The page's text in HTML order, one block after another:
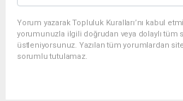
Yorum yazarak Topluluk Kuralları’nı kabul
yorumunuzla ilgili doğrudan veya dolaylı tüm
üstleniyorsunuz. Yazılan tüm yorumlardan
sorumlu tutulamaz.